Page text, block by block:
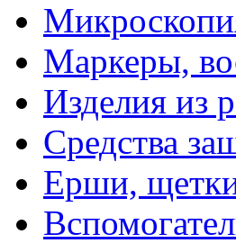
Маркеры,
Изделия из
Средства
Ерши,